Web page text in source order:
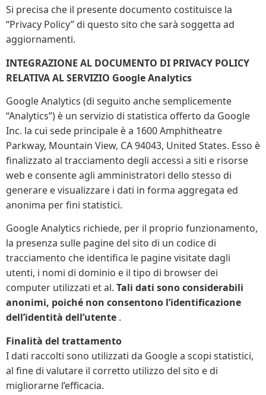
Si precisa che il presente documento costituisce la
“Privacy Policy” di questo sito che sarà soggetta ad
aggiornamenti.
INTEGRAZIONE AL DOCUMENTO DI PRIVACY POLICY
RELATIVA AL SERVIZIO Google Analytics
Google Analytics (di seguito anche semplicemente
“Analytics”) è un servizio di statistica offerto da Google
Inc. la cui sede principale è a 1600 Amphitheatre
Parkway, Mountain View, CA 94043, United States. Esso è
finalizzato al tracciamento degli accessi a siti e risorse
web e consente agli amministratori dello stesso di
generare e visualizzare i dati in forma aggregata ed
anonima per fini statistici.
Google Analytics richiede, per il proprio funzionamento,
la presenza sulle pagine del sito di un codice di
tracciamento che identifica le pagine visitate dagli
utenti, i nomi di dominio e il tipo di browser dei
computer utilizzati et al. Tali dati sono considerabili
anonimi, poiché non consentono l’identificazione
dell’identità dell’utente .
Finalità del trattamento
I dati raccolti sono utilizzati da Google a scopi statistici,
al fine di valutare il corretto utilizzo del sito e di
migliorarne l’efficacia.